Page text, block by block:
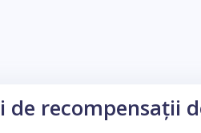
recompensații